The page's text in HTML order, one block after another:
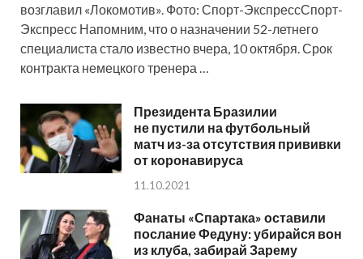
возглавил «Локомотив». Фото: Спорт-ЭкспрессСпорт-
Экспресс Напомним, что о назначении 52-летнего
специалиста стало известно вчера, 10 октября. Срок
контракта немецкого тренера …
Президента Бразилии
не пустили на футбольный
матч из-за отсутствия прививки
от коронавируса
11.10.2021
Фанаты «Спартака» оставили
послание Федуну: убирайся вон
из клуба, забирай Зарему